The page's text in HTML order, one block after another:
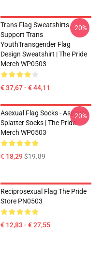
Trans Flag Sweatshirts -
Support Trans
YouthTransgender Flag
Design Sweatshirt | The Pride
Merch WP0503
€ 37,67 - € 44,11
-20%
Asexual Flag Socks - Asexual
Splatter Socks | The Pride
Merch WP0503
€ 18,29$19.89
-20%
Reciprosexual Flag The Pride
Store PN0503
€ 12,83 - € 27,55